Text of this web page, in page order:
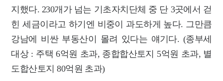
지했다. 230개가 넘는 기초자치단체 중 단 3곳에서 걷
힌 세금이라고 하기엔 비중이 과도하게 높다. 그만큼
강남에 비싼 부동산이 몰려 있다는 얘기다. (종부세
대상 : 주택 6억원 초과, 종합합산토지 5억원 초과, 별
도합산토지 80억원 초과)